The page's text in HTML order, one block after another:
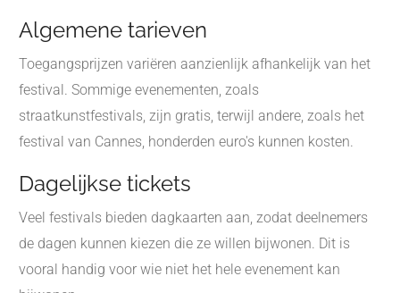
Algemene tarieven
Toegangsprijzen variëren aanzienlijk afhankelijk van het
festival. Sommige evenementen, zoals
straatkunstfestivals, zijn gratis, terwijl andere, zoals het
festival van Cannes, honderden euro's kunnen kosten.
Dagelijkse tickets
Veel festivals bieden dagkaarten aan, zodat deelnemers
de dagen kunnen kiezen die ze willen bijwonen. Dit is
vooral handig voor wie niet het hele evenement kan